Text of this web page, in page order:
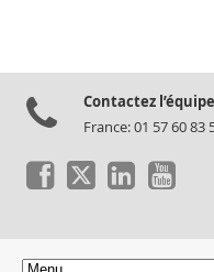
Contactez
France: 01 57 60 83